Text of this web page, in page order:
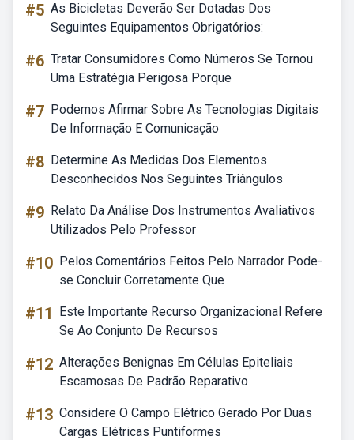
#5 As Bicicletas Deverão Ser Dotadas Dos
Seguintes Equipamentos Obrigatórios:
#6 Tratar Consumidores Como Números Se Tornou
Uma Estratégia Perigosa Porque
#7 Podemos Afirmar Sobre As Tecnologias Digitais
De Informação E Comunicação
#8 Determine As Medidas Dos Elementos
Desconhecidos Nos Seguintes Triângulos
#9 Relato Da Análise Dos Instrumentos Avaliativos
Utilizados Pelo Professor
#10 Pelos Comentários Feitos Pelo Narrador Pode-
se Concluir Corretamente Que
#11
Este Importante Recurso Organizacional Refere
Se Ao Conjunto De Recursos
#12 Alterações Benignas Em Células Epiteliais
Escamosas De Padrão Reparativo
#13 Considere O Campo Elétrico Gerado Por Duas
Cargas Elétricas Puntiformes